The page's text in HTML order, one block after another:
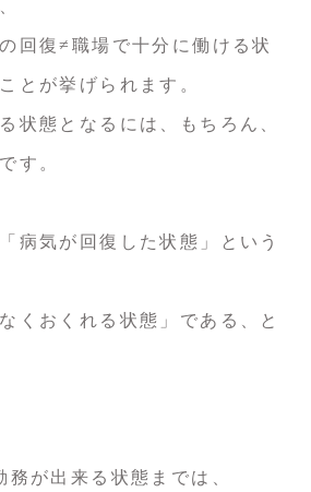
回復≠職場で十分に働ける状
とが挙げられます。
状態となるには、もちろん、
す。
病気が回復した状態」という
くおくれる状態」である、と
が出来る状態までは、